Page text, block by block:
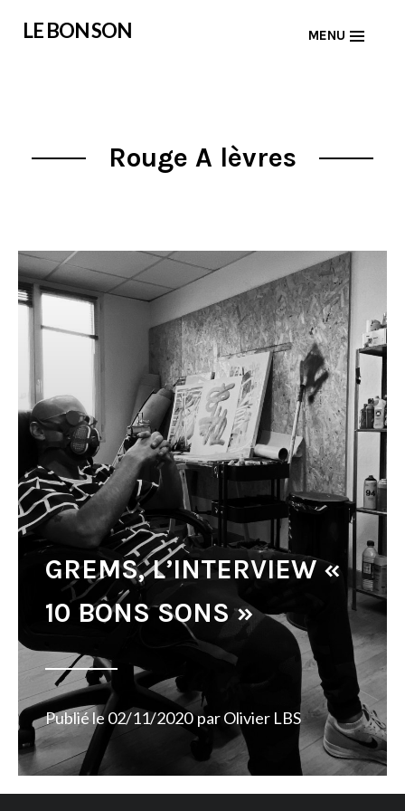
LE BON SON MENU
Rouge A lèvres
GREMS, L’INTERVIEW «
10 BONS SONS »
Publié le02/11/2020 parOlivier LBS